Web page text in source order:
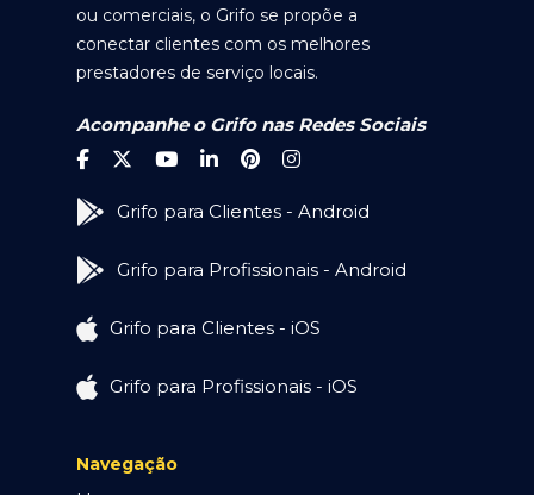
ou comerciais, o Grifo se propõe a
conectar clientes com os melhores
prestadores de serviço locais.
Acompanhe o Grifo nas Redes Sociais
Grifo para Clientes - Android
Grifo para Profissionais - Android
Grifo para Clientes - iOS
Grifo para Profissionais - iOS
Navegação